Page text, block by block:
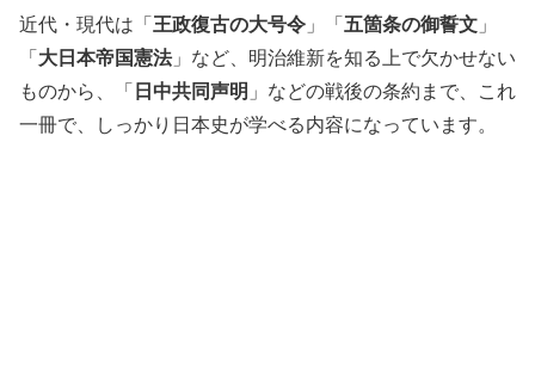
近代・現代は「王政復古の大号令 」「五箇条の御誓文 」
「大日本帝国憲法」など、明治維新を知る上で欠かせない
ものから、「日中共同声明 」などの戦後の条約まで、これ
一冊で、しっかり日本史が学べる内容になっています。